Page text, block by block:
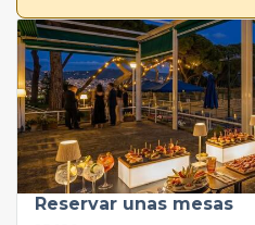
Reservar unas mesas